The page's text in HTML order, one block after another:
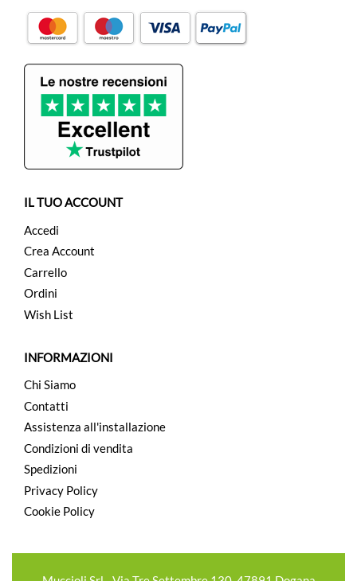
INFORMAZIONI
Chi Siamo
Contatti
Assistenza all'installazione
Condizioni di vendita
Spedizioni
Privacy Policy
Cookie Policy
IL TUO ACCOUNT
Accedi
Crea Account
Carrello
Ordini
Wish List